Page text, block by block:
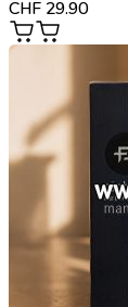
CHF 29.90